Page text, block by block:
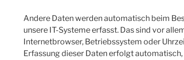
Andere Daten werden automatisch beim
unsere IT-Systeme erfasst. Das sind vor
Internetbrowser, Betriebssystem oder
Erfassung dieser Daten erfolgt